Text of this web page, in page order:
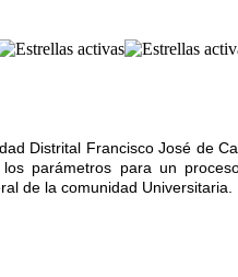
Distrital Francisco José de
parámetros para un
de la comunidad Universitaria.